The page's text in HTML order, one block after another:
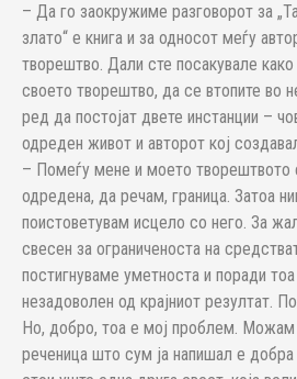
– Да го заокружиме разговорот за
злато“ е книга и за односот меѓу
творештво. Дали сте посакувале
своето творештво, да се втопите во
ред да постојат двете инстанции –
одреден живот и авторот кој
– Помеѓу мене и моето творештвото
одредена, да речам, граница. Затоа
поистоветувам исцело со него. За
свесен за ограниченоста на
постигнуваме уметноста и поради
незадоволен од крајниот резултат.
Но, добро, тоа е мој проблем. Можам
реченица што сум ја напишал е